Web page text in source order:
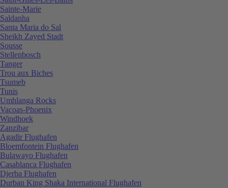
Sainte-Marie
Saldanha
Santa Maria do Sal
Sheikh Zayed Stadt
Sousse
Stellenbosch
Tanger
Trou aux Biches
Tsumeb
Tunis
Umhlanga Rocks
Vacoas-Phoenix
Windhoek
Zanzibar
Agadir Flughafen
Bloemfontein Flughafen
Bulawayo Flughafen
Casablanca Flughafen
Djerba Flughafen
Durban King Shaka International Flughafen